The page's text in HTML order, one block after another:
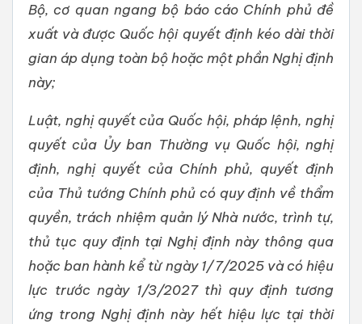
Bộ, cơ quan ngang bộ báo cáo Chính phủ đề
xuất và được Quốc hội quyết định kéo dài thời
gian áp dụng toàn bộ hoặc một phần Nghị định
này;
Luật, nghị quyết của Quốc hội, pháp lệnh, nghị
quyết của Ủy ban Thường vụ Quốc hội, nghị
định, nghị quyết của Chính phủ, quyết định
của Thủ tướng Chính phủ có quy định về thẩm
quyền, trách nhiệm quản lý Nhà nước, trình tự,
thủ tục quy định tại Nghị định này thông qua
hoặc ban hành kể từ ngày 1/7/2025 và có hiệu
lực trước ngày 1/3/2027 thì quy định tương
ứng trong Nghị định này hết hiệu lực tại thời